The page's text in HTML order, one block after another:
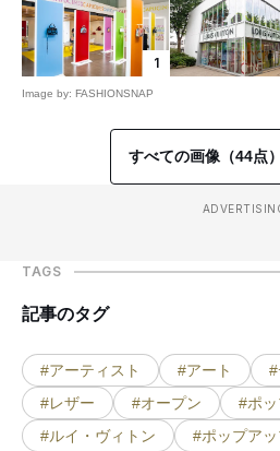
1
Image by: FASHIONSNAP
すべての画像（44点
TAGS
記事のタグ
#アーティスト #アート
#レザー
#オープン
#ポ
#ルイ・ヴィトン
#ポップア